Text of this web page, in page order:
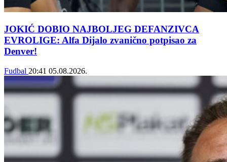
JOKIĆ DOBIO NAJBOLJEG DEFANZIVCA
EVROLIGE: Alfa Dijalo zvanično potpisao za
Denver!
Fudbal 20:41 05.08.2026.